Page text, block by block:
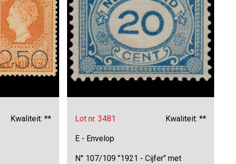
Kwaliteit: ** Lot nr. 3481 Kwaliteit: **
E - Envelop
N° 107/109 "1921 - Cijfer" met